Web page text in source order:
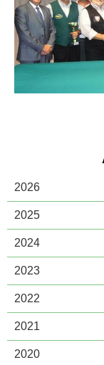
2026
2025
2024
2023
2022
2021
2020